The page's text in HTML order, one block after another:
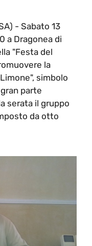
- Sabato 13
a Dragonea di
"Festa del
la
simbolo
parte
serata il gruppo
da otto